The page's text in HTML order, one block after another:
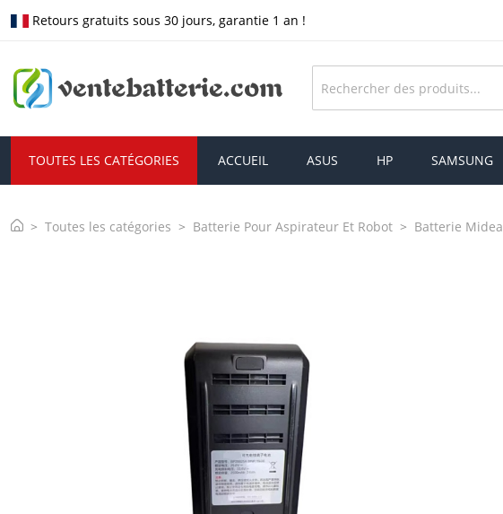
Retours gratuits sous 30 jours, garantie 1 an !
TOUTES LES CATÉGORIES ACCUEIL ASUS HP SAMSUNG
Toutes les catégories Batterie Pour Aspirateur Et Robot Batterie Midea